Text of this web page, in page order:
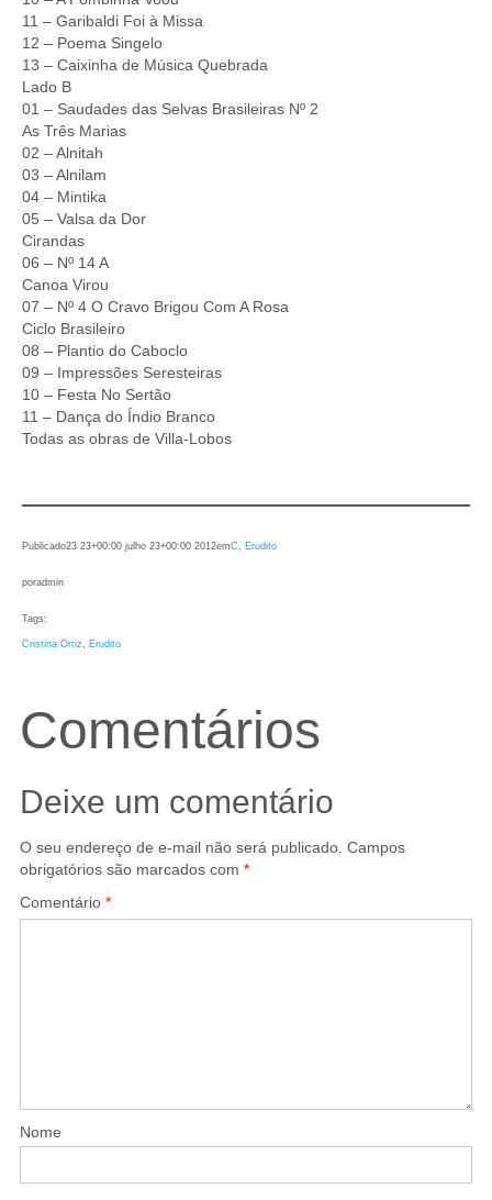
11 – Garibaldi Foi à Missa
12 – Poema Singelo
13 – Caixinha de Música Quebrada
Lado B
01 – Saudades das Selvas Brasileiras Nº 2
As Três Marias
02 – Alnitah
03 – Alnilam
04 – Mintika
05 – Valsa da Dor
Cirandas
06 – Nº 14 A
Canoa Virou
07 – Nº 4 O Cravo Brigou Com A Rosa
Ciclo Brasileiro
08 – Plantio do Caboclo
09 – Impressões Seresteiras
10 – Festa No Sertão
11 – Dança do Índio Branco
Todas as obras de Villa-Lobos
Publicado23 23+00:00 julho 23+00:00 2012emC Erudito
poradmin
Tags:
Cristina Ortiz Erudito
Comentários
Deixe um comentário
O seu endereço de e-mail não será publicado. Campos
obrigatórios são marcados com *
Comentário *
Nome